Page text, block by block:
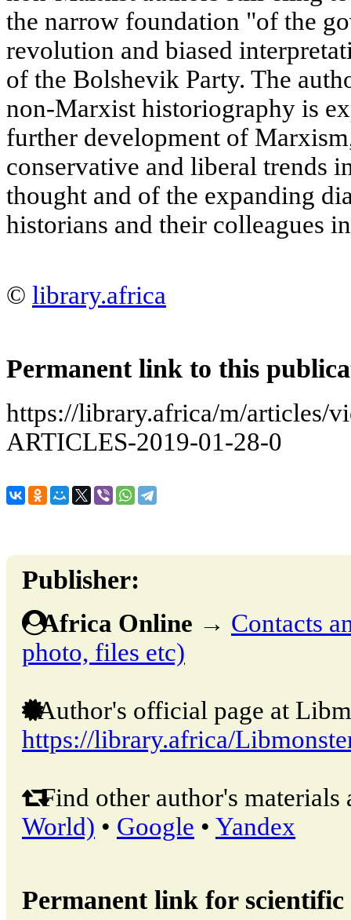
the narrow foundation "of the
revolution and biased
of the Bolshevik Party. The
non-Marxist historiography is
further development of
conservative and liberal trends
thought and of the expanding
historians and their colleagues
© library.africa
Permanent link to this
https://library.africa/m/articles/
ARTICLES-2019-01-28-0
Publisher:
Africa Online → Contacts
photo, files etc)
Author's official page at
https://library.africa/
Find other author's materials
World) • Google • Yandex
Permanent link for